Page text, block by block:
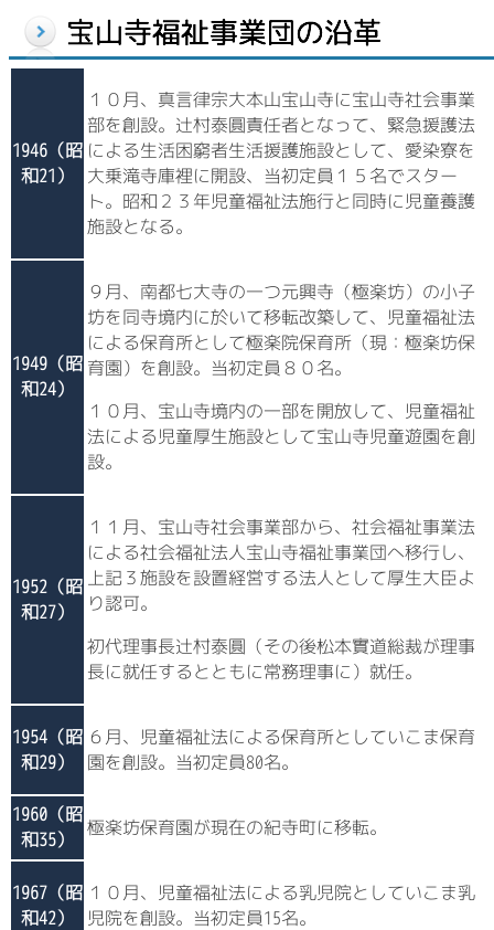
1946（昭
和21）
１０月、真言律宗大本山宝山寺に宝山寺社会事業
部を創設。辻村泰圓責任者となって、緊急援護法
による生活困窮者生活援護施設として、愛染寮を
大乗滝寺庫裡に開設、当初定員１５名でスター
ト。昭和２３年児童福祉法施行と同時に児童養護
施設となる。
1949（昭
和24）
９月、南都七大寺の一つ元興寺（極楽坊）の小子
坊を同寺境内に於いて移転改築して、児童福祉法
による保育所として極楽院保育所（現：極楽坊保
育園）を創設。当初定員８０名。
１０月、宝山寺境内の一部を開放して、児童福祉
法による児童厚生施設として宝山寺児童遊園を創
設。
1952（昭
和27）
１１月、宝山寺社会事業部から、社会福祉事業法
による社会福祉法人宝山寺福祉事業団へ移行し、
上記３施設を設置経営する法人として厚生大臣よ
り認可。
初代理事長辻村泰圓（その後松本實道総裁が理事
長に就任するとともに常務理事に）就任。
1954（昭
和29）
６月、児童福祉法による保育所としていこま保育
園を創設。当初定員80名。
1960（昭
和35）
極楽坊保育園が現在の紀寺町に移転。
1967（昭
和42）
１０月、児童福祉法による乳児院としていこま乳
児院を創設。当初定員15名。